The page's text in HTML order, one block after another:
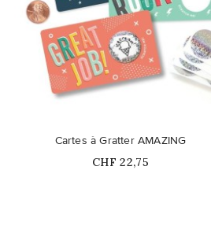
Ce produit n'est plus disponible en
stock
Cartes à Gratter AMAZING
Prix
CHF 22,75